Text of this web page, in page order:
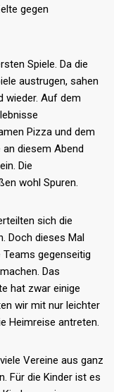
gegen
Spiele. Da die
austrugen, sahen
wieder. Auf dem
Pizza und dem
diesem Abend
Die
wohl Spuren.
sich die
Doch dieses Mal
gegenseitig
Das
hat zwar einige
wir mit nur leichter
Heimreise antreten.
Vereine aus ganz
Für die Kinder ist es